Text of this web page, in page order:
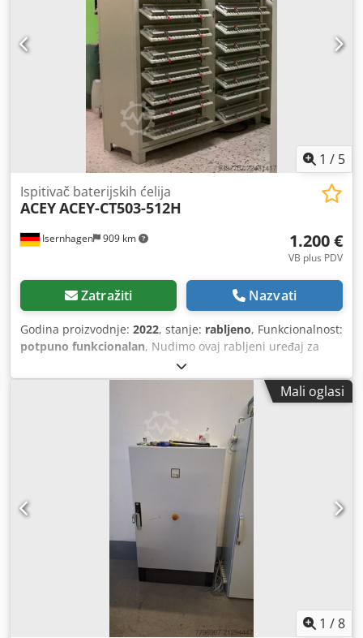
1 / 5
Isernhagen 909 km
Ispitivač baterijskih ćelija
ACEYACEY-CT503-512H
1.200 €
VB plus PDV
Zatražiti Nazvati
Godina proizvodnje: 2022, stanje: rabljeno, Funkcionalnost:
potpuno funkcionalan, Nudimo ovaj rabljeni uređaj za
testiranje baterijskih ćelija, proizvodnog godišta 2022.
ACEY-CT503-512H uređaj za klasifikaciju kapaciteta ćelija /
uređaj za testiranje baterijskih ćelija Na prodaju je
profesionalni ACEY-CT503-512H uređaj za klasifikaciju
kapaciteta ćelija za testiranje i sortiranje kapaciteta
baterijskih ćelija. Uređaj je izvorno isporučila tvrtka Xiamen
ACEY New Energy Technology Co., Ltd. Tehnički podaci
Proizvođač: ACEY Model: ACEY-CT503-512H Tip uređaja:
Uređaj za klasifikaciju kapaciteta ćelija Proizvodno godište:
2022. (Datum isporuke prema računu: 12.09.2022.)
Lokacija: Njemačka / Isernhagen Stanje: Rabljeno, potpuno
funkcionalno Područja primjene Testiranje baterijskih
ćelija Mjerenje kapaciteta Selekcija i sortiranje ćelija
Istraživanje i razvoj Cedpfxszpvz Hj Ah Ejrf Proizvodnja
baterija Kontrola kvalitete Sadržaj isporuke ACEY-CT503-
512H glavni uređaj Cijena (po dogovoru): 1200 €
Mali oglasi
1 /8